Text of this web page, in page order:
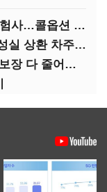
자본성증권 돌려막기 어려워진 보험사…콜옵션 부담 급증
당국, '포용금융' 저금리에 방점…성실 상환 차주는 '역차별'
단독 가입 어려워진 실손, 보험료·보장 다 줄어든 5세대는?